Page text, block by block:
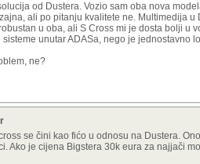
od Dustera. Vozio sam oba nova
ali po pitanju kvalitete ne. Multimedija
u oba, ali S Cross mi je dosta bolji u
unutar ADASa, nego je jednostavno
ne?
se čini kao fićo u odnosu na Dustera.
Ako je cijena Bigstera 30k eura za najjači